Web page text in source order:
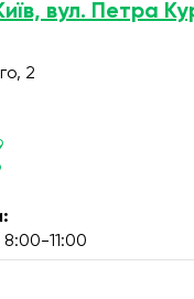
вул. Петра
2
8:00-11:00